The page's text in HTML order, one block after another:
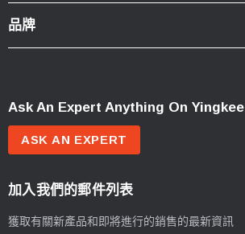
品牌
Ask An Expert Anything On Yingkee
ASK AN EXPERT
加入我們的郵件列表
獲取有關新產品和即將進行的銷售的最新資訊